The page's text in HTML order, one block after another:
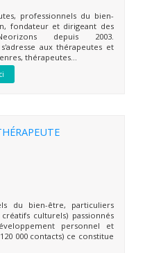
professionnels du bien-
fondateur et dirigeant des
depuis 2003.
aux thérapeutes et
thérapeutes...
du bien-être, particuliers
culturels) passionnés
personnel et
000 contacts) ce constitue